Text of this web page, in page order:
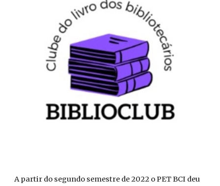
A partir do segundo semestre de 2022 o PET BCI deu